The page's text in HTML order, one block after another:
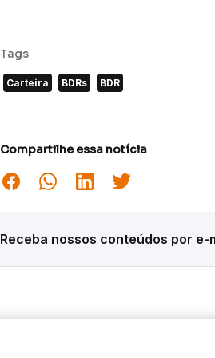
Tags
Carteira BDRs BDR
Compartilhe essa notícia
Receba nossos conteúdos por e-